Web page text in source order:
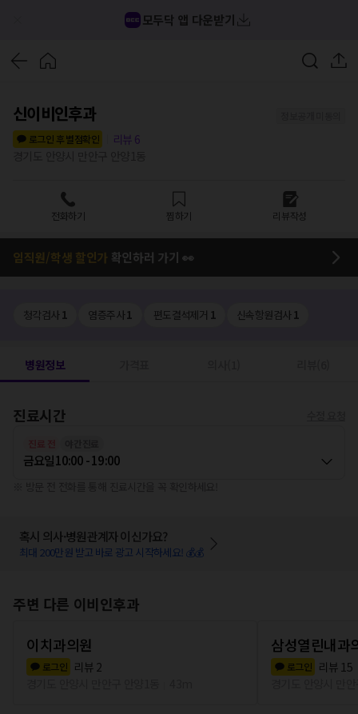
모두닥 앱 다운받기
신이비인후과
로그인 후 별점확인
리뷰 6
전화하기 찜하기 리뷰작성
임직원/학생 할인가 확인하러 가기 👀
청각검사1 염증주사1 편도결석제거 1 신속항원검사1
병원정보
진료시간
금요일10:00 - 19:00
혹시 의사·병원관계자 이신가요?
최대 200만원 받고 바로 광고 시작하세요! 💰💰
주변 다른 이비인후과
이치과의원
로그인 리뷰 2
삼성열린내과
로그인 리뷰 15